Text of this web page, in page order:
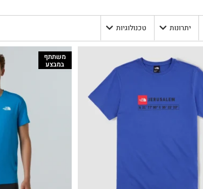
יתרונות טכנולוגיות
משתתף
במבצע